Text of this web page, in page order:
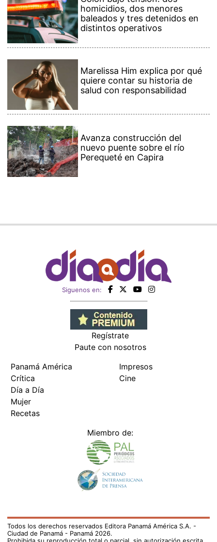
homicidios, dos menores
baleados y tres detenidos en
distintos operativos
Marelissa Him explica por qué
quiere contar su historia de
salud con responsabilidad
Avanza construcción del
nuevo puente sobre el río
Perequeté en Capira
Siguenos en:
Regístrate
Paute con nosotros
Panamá América
Crítica
Día a Día
Mujer
Recetas
Impresos
Cine
Miembro de:
Todos los derechos reservados Editora Panamá América S.A. -
Ciudad de Panamá - Panamá 2026.